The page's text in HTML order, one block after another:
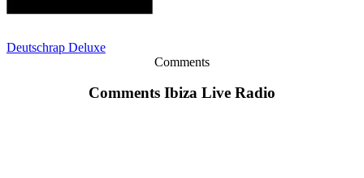
Deutschrap Deluxe
Comments
Comments Ibiza Live Radio